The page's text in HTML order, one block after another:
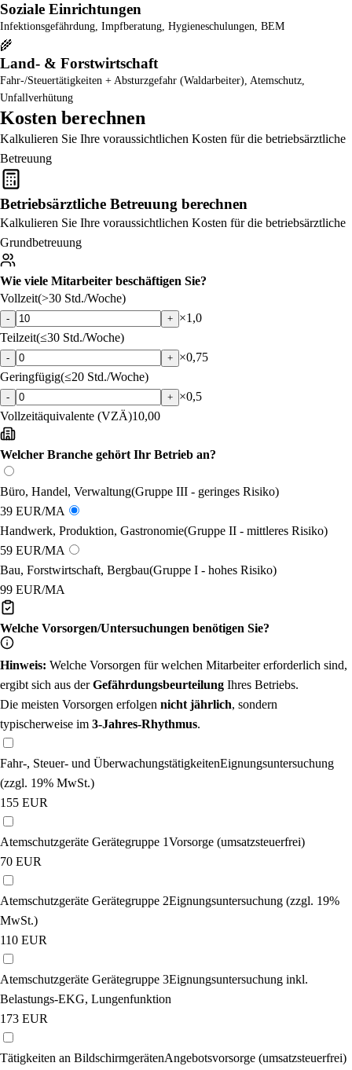
Soziale Einrichtungen
Infektionsgefährdung, Impfberatung, Hygieneschulungen, BEM
🌾
Land- & Forstwirtschaft
Fahr-/Steuertätigkeiten + Absturzgefahr (Waldarbeiter), Atemschutz,
Unfallverhütung
Kosten berechnen
Kalkulieren Sie Ihre voraussichtlichen Kosten für die betriebsärztliche
Betreuung
Betriebsärztliche Betreuung berechnen
Kalkulieren Sie Ihre voraussichtlichen Kosten für die betriebsärztliche
Grundbetreuung
Wie viele Mitarbeiter beschäftigen Sie?
Vollzeit(>30 Std./Woche)
- + ×1,0
Teilzeit(≤30 Std./Woche)
- + ×0,75
Geringfügig(≤20 Std./Woche)
- + ×0,5
Vollzeitäquivalente (VZÄ)10,00
Welcher Branche gehört Ihr Betrieb an?
Büro, Handel, Verwaltung(Gruppe III - geringes Risiko)
39 EUR/MA
Handwerk, Produktion, Gastronomie(Gruppe II - mittleres Risiko)
59 EUR/MA
Bau, Forstwirtschaft, Bergbau(Gruppe I - hohes Risiko)
99 EUR/MA
Welche Vorsorgen/Untersuchungen benötigen Sie?
Hinweis: Welche Vorsorgen für welchen Mitarbeiter erforderlich sind,
ergibt sich aus derGefährdungsbeurteilung Ihres Betriebs.
Die meisten Vorsorgen erfolgen nicht jährlich, sondern
typischerweise im 3-Jahres-Rhythmus.
Fahr-, Steuer- und ÜberwachungstätigkeitenEignungsuntersuchung
(zzgl. 19% MwSt.)
155 EUR
Atemschutzgeräte Gerätegruppe 1Vorsorge (umsatzsteuerfrei)
70 EUR
Atemschutzgeräte Gerätegruppe 2Eignungsuntersuchung (zzgl. 19%
MwSt.)
110 EUR
Atemschutzgeräte Gerätegruppe 3Eignungsuntersuchung inkl.
Belastungs-EKG, Lungenfunktion
173 EUR
Tätigkeiten an BildschirmgerätenAngebotsvorsorge (umsatzsteuerfrei)